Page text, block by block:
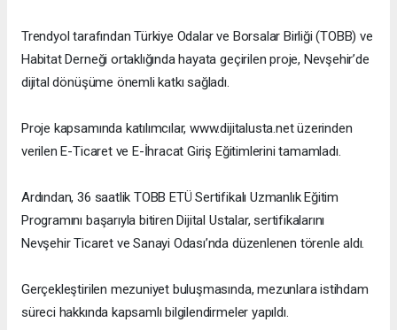
Trendyol tarafından Türkiye Odalar ve Borsalar Birliği (TOBB) ve
Habitat Derneği ortaklığında hayata geçirilen proje, Nevşehir’de
dijital dönüşüme önemli katkı sağladı.
Proje kapsamında katılımcılar, www.dijitalusta.net üzerinden
verilen E-Ticaret ve E-İhracat Giriş Eğitimlerini tamamladı.
Ardından, 36 saatlik TOBB ETÜ Sertifikalı Uzmanlık Eğitim
Programını başarıyla bitiren Dijital Ustalar, sertifikalarını
Nevşehir Ticaret ve Sanayi Odası’nda düzenlenen törenle aldı.
Gerçekleştirilen mezuniyet buluşmasında, mezunlara istihdam
süreci hakkında kapsamlı bilgilendirmeler yapıldı.